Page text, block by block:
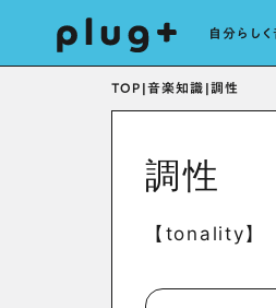
自分らし
TOP |音楽知識 |調性
調性
【tonality】